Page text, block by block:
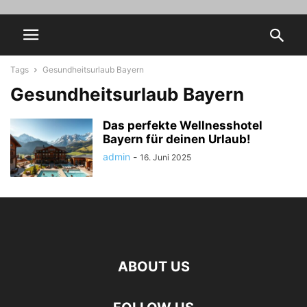
Tags Gesundheitsurlaub Bayern
Gesundheitsurlaub Bayern
Das perfekte Wellnesshotel
Bayern für deinen Urlaub!
admin - 16. Juni 2025
ABOUT US